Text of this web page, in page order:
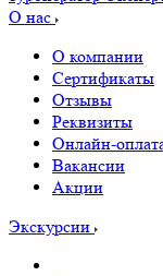
О нас
О компании
Сертификаты
Отзывы
Реквизиты
Онлайн-
Вакансии
Акции
Экскурсии